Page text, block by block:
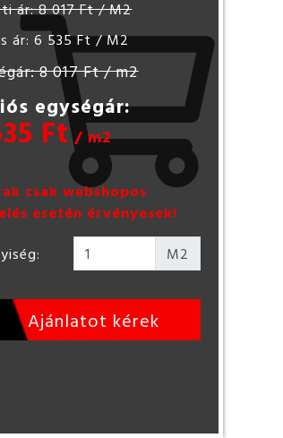
ár: 8 017 Ft/ M2
ár: 6 535 Ft/ M2
8 017 Ft/ m2
egységár:
Ft/ m2
csak webshopos
esetén érvényesek!
M2
Ajánlatot kérek